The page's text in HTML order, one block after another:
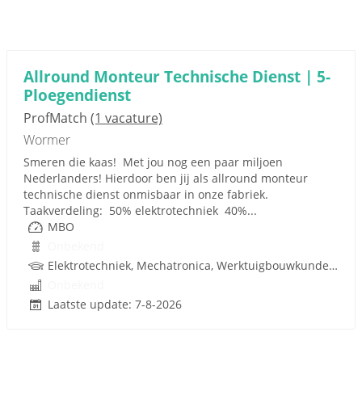
Allround Monteur Technische Dienst | 5-
Ploegendienst
ProfMatch (1 vacature)
Wormer
Smeren die kaas! Met jou nog een paar miljoen
Nederlanders! Hierdoor ben jij als allround monteur
technische dienst onmisbaar in onze fabriek.
Taakverdeling: 50% elektrotechniek 40%...
MBO
Elektrotechniek, Mechatronica, Werktuigbouwkunde, Pneumatiek
Laatste update: 7-8-2026